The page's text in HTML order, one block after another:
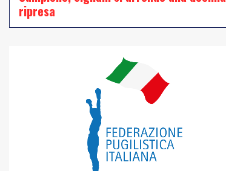
ripresa